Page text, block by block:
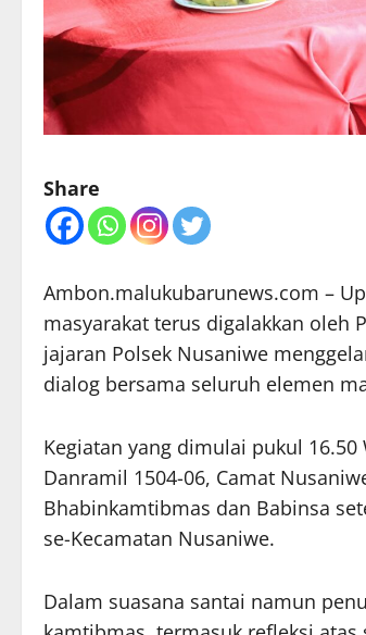
Share
Ambon.malukubarunews.com –
masyarakat terus digalakkan oleh
jajaran Polsek Nusaniwe
dialog bersama seluruh elemen
Kegiatan yang dimulai pukul
Danramil 1504-06, Camat
Bhabinkamtibmas dan Babinsa
se-Kecamatan Nusaniwe.
Dalam suasana santai namun